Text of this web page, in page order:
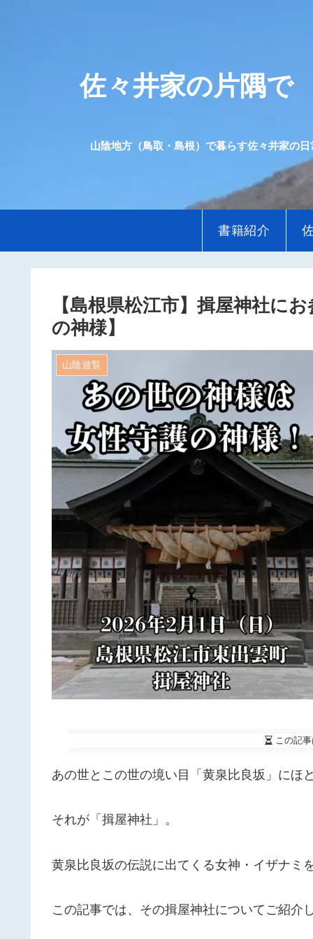
佐々井家の片隅で
山陰地方（鳥取・島根）で暮らす佐々井家の
書籍紹介
【島根県松江市】揖屋神社に
の神様】
山陰遊覧
この記
あの世とこの世の境い目「黄泉比良坂」にほ
それが「揖屋神社」。
黄泉比良坂の伝説に出てくる女神・イザナミ
この記事では、その揖屋神社についてご紹介